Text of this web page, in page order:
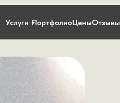
Услуги ПортфолиоЦеныОтзывы